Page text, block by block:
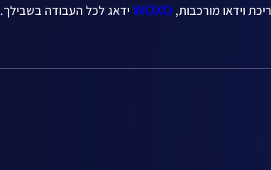
וידאו מורכבות, WOXO ידאג לכל העבודה בשבילך.